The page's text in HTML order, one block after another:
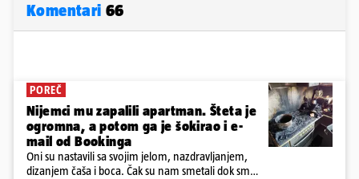
Komentari 66
POREČ
Nijemci mu zapalili apartman. Šteta je
ogromna, a potom ga je šokirao i e-
mail od Bookinga
Oni su nastavili sa svojim jelom, nazdravljanjem,
dizanjem čaša i boca. Čak su nam smetali dok smo